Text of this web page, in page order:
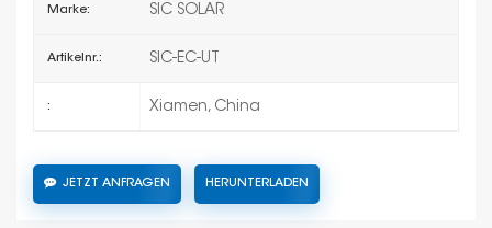
Marke: SIC SOLAR
Artikelnr.: SIC-EC-UT
: Xiamen, China
JETZT ANFRAGEN HERUNTERLADEN